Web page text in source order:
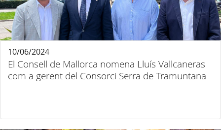
El Consell de Mallorca nomena Lluís Vallcaneras
com a gerent del Consorci Serra de Tramuntana
10/06/2024